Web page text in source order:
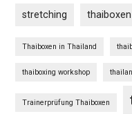
stretching thaiboxen
Thaiboxen in Thailand
thaiboxing workshop
Trainerprüfung Thaiboxen